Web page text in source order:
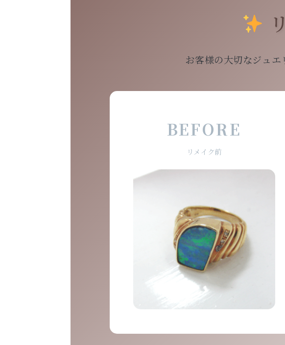
お客様の大切なジュ
BEFORE
リメイク前